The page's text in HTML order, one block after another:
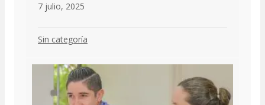
7 julio, 2025
Sin categoría